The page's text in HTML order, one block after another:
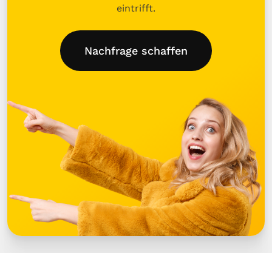
eintrifft.
Nachfrage schaffen